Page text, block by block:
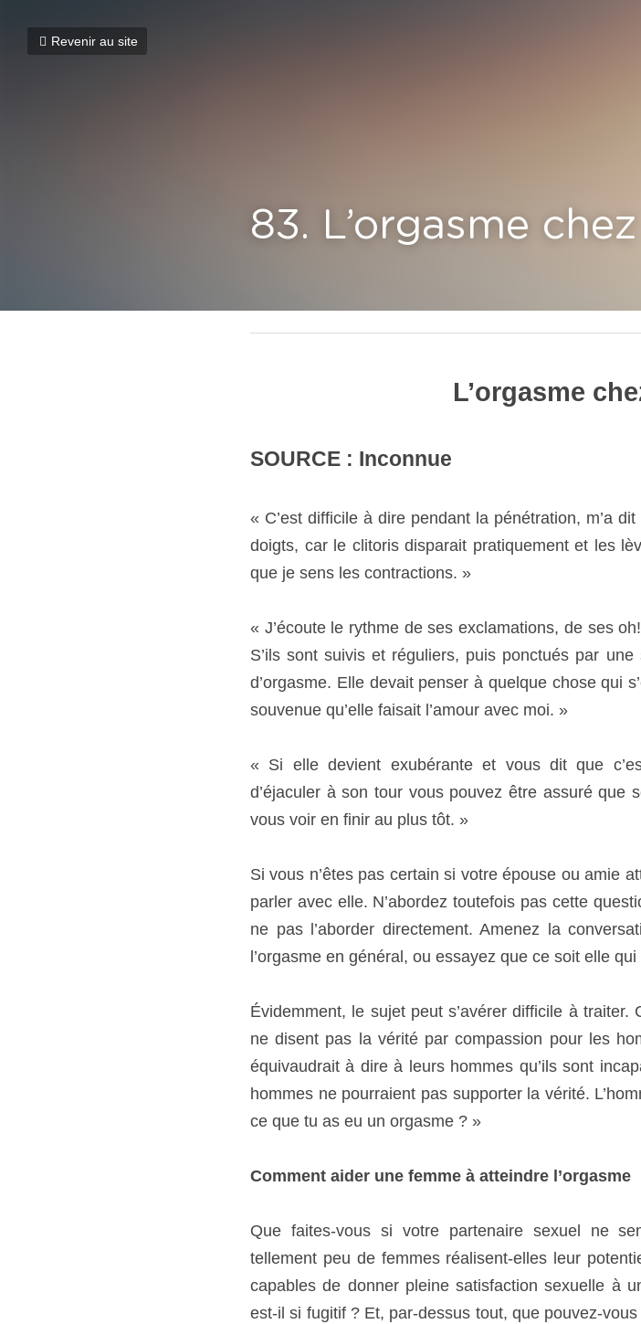
Revenir au site
83. L’orgasme chez la
L’orgasme
SOURCE : Inconnue
« C’est difficile à dire pendant la pénétration, m’a dit un
le clitoris disparait pratiquement et les lèvres se
contractions. »
« J’écoute le rythme de ses exclamations, de ses oh! et
suivis et réguliers, puis ponctués par une seule variation,
penser à quelque chose qui s’est passé la veille à son
avec moi. »
« Si elle devient exubérante et vous dit que c’est
tour vous pouvez être assuré que son orgasme était
elle. N’abordez toutefois pas cette question au lit. Il
directement. Amenez la conversation sur le sujet de
essayez que ce soit elle qui aborde la question.
Évidemment, le sujet peut s’avérer difficile à traiter.
pas la vérité par compassion pour les hommes. Admettre
leurs hommes qu’ils sont incapables de leur en
supporter la vérité. L’homme doit avoir le courage de
Comment aider une femme à atteindre l’orgasme
Que faites-vous si votre partenaire sexuel ne semble pas
satisfaction sexuelle à une femme ? Pourquoi le «
pouvez-vous faire si votre épouse ou votre amie continue